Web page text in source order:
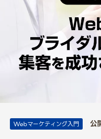
Webマーケティング入門 公